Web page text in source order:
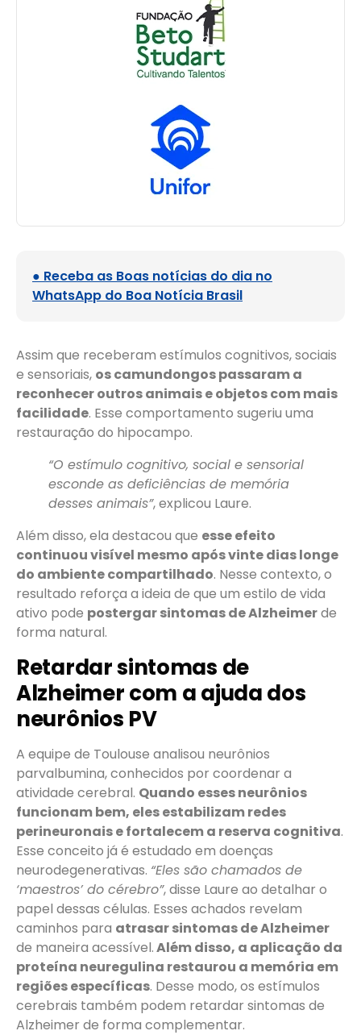
● Receba as Boas notícias do dia no
WhatsApp do Boa Notícia Brasil
Assim que receberam estímulos cognitivos, sociais
e sensoriais, os camundongos passaram a
reconhecer outros animais e objetos com mais
facilidade. Esse comportamento sugeriu uma
restauração do hipocampo.
“O estímulo cognitivo, social e sensorial
esconde as deficiências de memória
desses animais”, explicou Laure.
Além disso, ela destacou que esse efeito
continuou visível mesmo após vinte dias longe
do ambiente compartilhado. Nesse contexto, o
resultado reforça a ideia de que um estilo de vida
ativo pode postergar sintomas de Alzheimerde
forma natural.
Retardar sintomas de
Alzheimer com a ajuda dos
neurônios PV
A equipe de Toulouse analisou neurônios
parvalbumina, conhecidos por coordenar a
atividade cerebral. Quando esses neurônios
funcionam bem, eles estabilizam redes
perineuronais e fortalecem a reserva cognitiva.
Esse conceito já é estudado em doenças
neurodegenerativas. “Eles são chamados de
‘maestros’ do cérebro”, disse Laure ao detalhar o
papel dessas células. Esses achados revelam
caminhos para atrasar sintomas de Alzheimer
de maneira acessível.Além disso, a aplicação da
proteína neuregulina restaurou a memória em
regiões específicas. Desse modo, os estímulos
cerebrais também podem retardar sintomas de
Alzheimer de forma complementar.